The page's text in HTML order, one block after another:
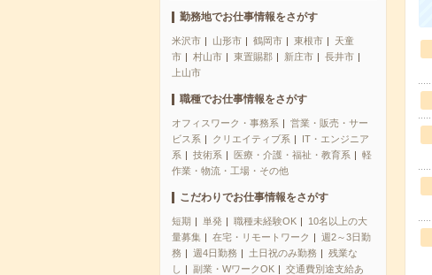
勤務地でお仕事情報をさがす
米沢市 山形市 鶴岡市 東根市
天童
市
村山市 東置賜郡 新庄市
長井市
上山市
職種でお仕事情報をさがす
オフィスワーク・事務系
営業・販売・サー
ビス系
クリエイティブ系
IT・エンジニア
系
技術系 医療・介護・福祉・教育系
軽
作業・物流・工場・その他
こだわりでお仕事情報をさがす
短期 単発 職種未経験OK
10名以上の大
量募集
在宅・リモートワーク
週2～3日勤
務
週4日勤務 土日祝のみ勤務
残業な
し
副業・WワークOK
交通費別途支給あ